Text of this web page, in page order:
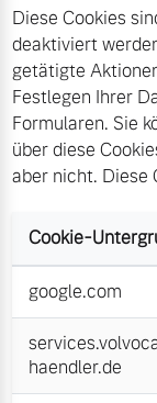
Diese Cookies
deaktiviert
getätigte
Festlegen Ihrer
Formularen. Sie
über diese
aber nicht. Diese
Cookie-
google.com
haendler.de